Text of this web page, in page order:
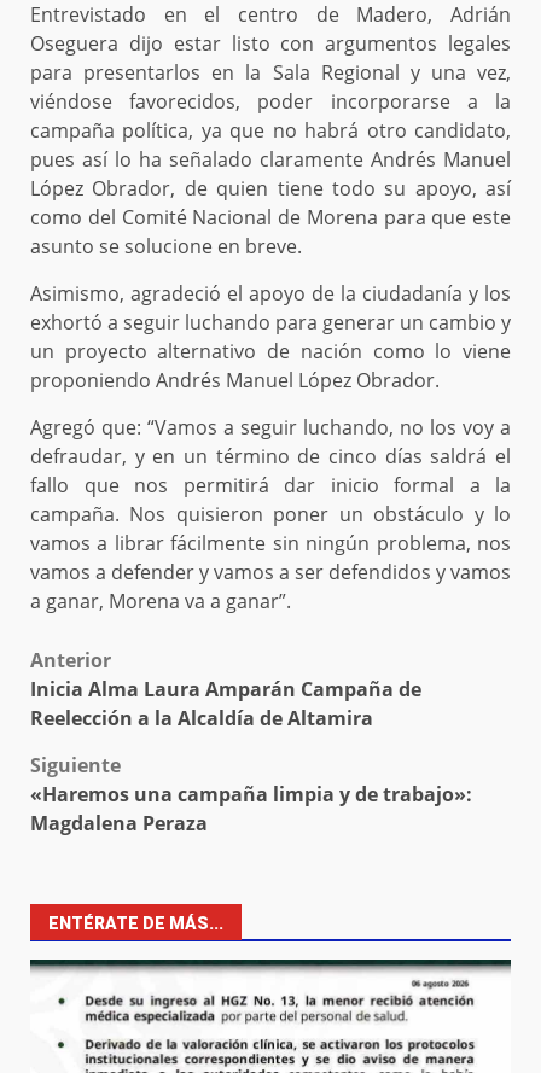
Entrevistado en el centro de Madero, Adrián
Oseguera dijo estar listo con argumentos legales
para presentarlos en la Sala Regional y una vez,
viéndose favorecidos, poder incorporarse a la
campaña política, ya que no habrá otro candidato,
pues así lo ha señalado claramente Andrés Manuel
López Obrador, de quien tiene todo su apoyo, así
como del Comité Nacional de Morena para que este
asunto se solucione en breve.
Asimismo, agradeció el apoyo de la ciudadanía y los
exhortó a seguir luchando para generar un cambio y
un proyecto alternativo de nación como lo viene
proponiendo Andrés Manuel López Obrador.
Agregó que: “Vamos a seguir luchando, no los voy a
defraudar, y en un término de cinco días saldrá el
fallo que nos permitirá dar inicio formal a la
campaña. Nos quisieron poner un obstáculo y lo
vamos a librar fácilmente sin ningún problema, nos
vamos a defender y vamos a ser defendidos y vamos
a ganar, Morena va a ganar”.
Post
navigation
Anterior
Inicia Alma Laura Amparán Campaña de
Reelección a la Alcaldía de Altamira
Siguiente
«Haremos una campaña limpia y de trabajo»:
Magdalena Peraza
ENTÉRATE DE MÁS...